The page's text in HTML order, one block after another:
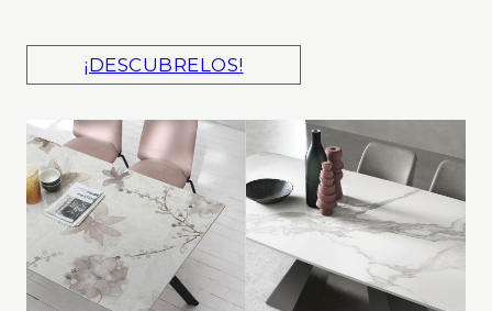
¡DESCUBRELOS!